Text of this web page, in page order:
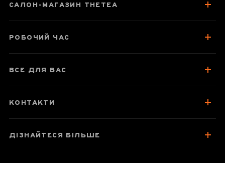
Паспорт товару
Про піалу
Колекція подібних товарів
Відгуки чаєманів
САЛОН-МАГАЗИН THETEA
РОБОЧИЙ ЧАС
ВСЕ ДЛЯ ВАС
КОНТАКТИ
ДІЗНАЙТЕСЯ БІЛЬШЕ